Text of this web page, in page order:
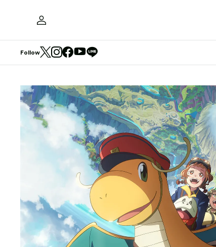
Follow